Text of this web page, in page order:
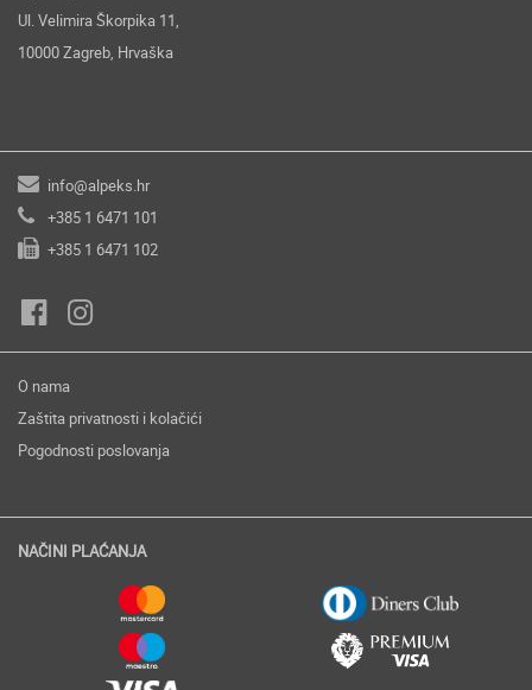
Ul. Velimira Škorpika 11,
10000 Zagreb, Hrvaška
info@alpeks.hr
+385 1 6471 101
+385 1 6471 102
O nama
Zaštita privatnosti i kolačići
Pogodnosti poslovanja
NAČINI PLAĆANJA